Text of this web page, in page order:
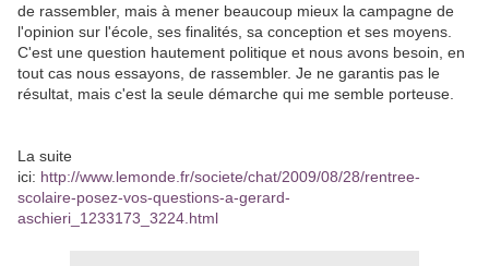
de rassembler, mais à mener beaucoup mieux la campagne de
l'opinion sur l'école, ses finalités, sa conception et ses moyens.
C'est une question hautement politique et nous avons besoin, en
tout cas nous essayons, de rassembler. Je ne garantis pas le
résultat, mais c'est la seule démarche qui me semble porteuse.
La suite
ici: http://www.lemonde.fr/societe/chat/2009/08/28/rentree-
scolaire-posez-vos-questions-a-gerard-
aschieri_1233173_3224.html